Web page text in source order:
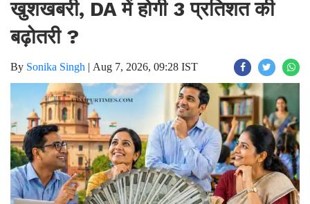
खुशखबरी, DA में होगी 3 प्रतिशत की
बढ़ोतरी ?
By Sonika Singh | Aug 7, 2026, 09:28 IST